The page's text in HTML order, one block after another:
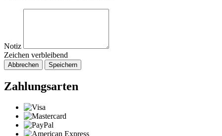
Notiz
Zeichen verbleibend
Abbrechen Speichern
Zahlungsarten